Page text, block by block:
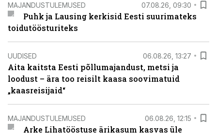
MAJANDUSTULEMUSED 07.08.26, 09:30
Puhk ja Lausing kerkisid Eesti suurimateks
toidutöösturiteks
UUDISED 06.08.26, 13:27
Aita kaitsta Eesti põllumajandust, metsi ja
loodust – ära too reisilt kaasa soovimatuid
„kaasreisijaid“
MAJANDUSTULEMUSED 06.08.26, 12:15
Arke Lihatööstuse ärikasum kasvas üle